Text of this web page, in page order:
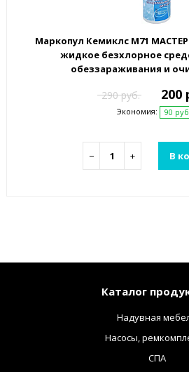
Маркопул Кемиклс М71
жидкое безхлорное
обеззараживания и
290 руб. 200
Экономия: 90
− + В
Каталог
Надувная
Насосы,
СПА